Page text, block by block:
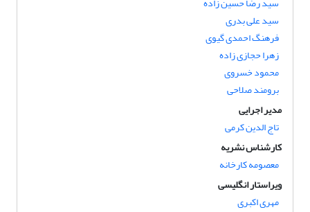
سید علی بدری
فرهنگ احمدی گیوی
زهرا حجازی زاده
محمود خسروی
برومند صلاحی
مدیر اجرایی
تاج الدین کرمی
کارشناس نشریه
معصومه کارخانه
ویراستار انگلیسی
مهری اکبری